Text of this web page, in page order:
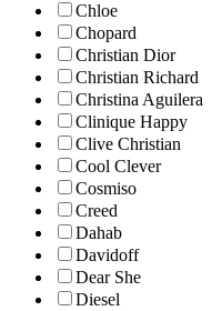
Chloe
Chopard
Christian Dior
Christian Richard
Christina Aguilera
Clinique Happy
Clive Christian
Cool Clever
Cosmiso
Creed
Dahab
Davidoff
Dear She
Diesel